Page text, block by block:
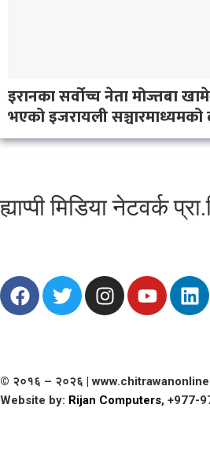
इरानका सर्वोच्च नेता मोज्तबा
भएको इजरायली सञ्चारमाध्यमको
ह्याप्पी मिडिया नेटवर्क
© २०१६ – २०२६ |
Website by: Rijan Computers, +977-